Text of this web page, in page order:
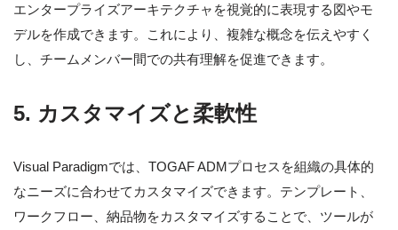
エンタープライズアーキテクチャを視覚的に表現する図やモ
デルを作成できます。これにより、複雑な概念を伝えやすく
し、チームメンバー間での共有理解を促進できます。
5. カスタマイズと柔軟性
Visual Paradigmでは、TOGAF ADMプロセスを組織の具体的
なニーズに合わせてカスタマイズできます。テンプレート、
ワークフロー、納品物をカスタマイズすることで、ツールが